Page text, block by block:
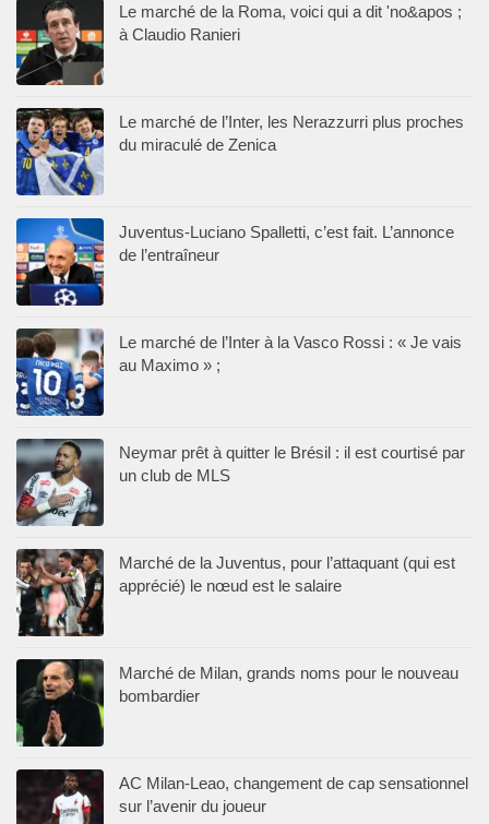
Le marché de la Roma, voici qui a dit 'no&apos ;
à Claudio Ranieri
Le marché de l’Inter, les Nerazzurri plus proches
du miraculé de Zenica
Juventus-Luciano Spalletti, c’est fait. L’annonce
de l’entraîneur
Le marché de l’Inter à la Vasco Rossi : « Je vais
au Maximo » ;
Neymar prêt à quitter le Brésil : il est courtisé par
un club de MLS
Marché de la Juventus, pour l’attaquant (qui est
apprécié) le nœud est le salaire
Marché de Milan, grands noms pour le nouveau
bombardier
AC Milan-Leao, changement de cap sensationnel
sur l’avenir du joueur